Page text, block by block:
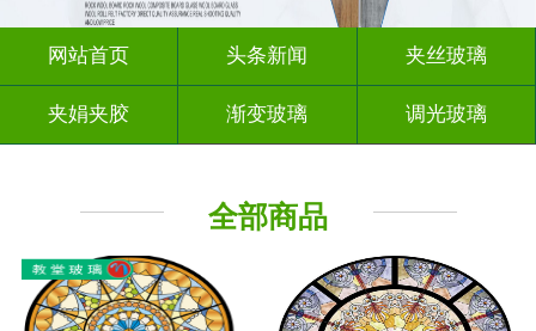
网站首页 头条新闻 夹丝玻璃
夹娟夹胶 渐变玻璃 调光玻璃
全部商品